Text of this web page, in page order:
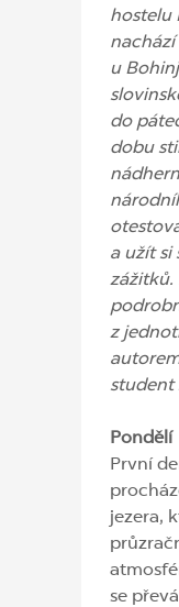
hostelu
nachází
u
do
dobu
a užít si
zážitků.
z
student
Pondělí
První
jezera,
se